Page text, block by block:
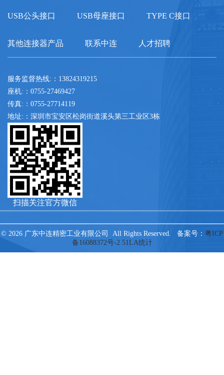
USB公头接口 USB母座接口 TYPE C接口
其他连接器产品 联系中连 人才招聘
服务监督热线:：13824319215
座机:：0755-27469427
传真:：0755-27714119
地址:：深圳市宝安区松岗街道溪头第三工业区3栋
扫描关注官方微信
© 2026 广东中连精密工业有限公司 All Rights Reserved. 备案号： 粤ICP
备16088372号-2 51LA统计